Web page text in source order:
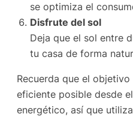
se optimiza el
Disfrute del sol
Deja que el sol entre
tu casa de forma
Recuerda que el
eficiente posible desde
energético, así que